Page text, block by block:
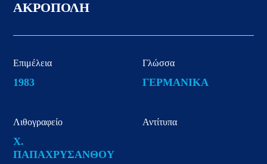
ΑΚΡΟΠΟΛΗ
Επιμέλεια
1983
Γλώσσα
ΓΕΡΜΑΝΙΚΑ
Λιθογραφείο
Χ.
ΠΑΠΑΧΡΥΣΑΝΘΟΥ
Αντίτυπα